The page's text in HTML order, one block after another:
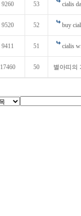
9260 53 cialis
9520 52 buy
9411 51 cialis
17460 50 별아띠의